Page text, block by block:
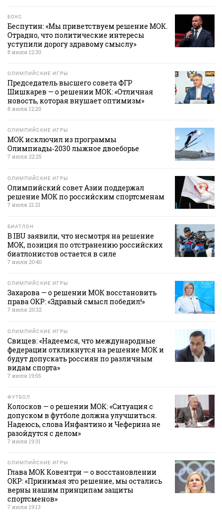
БОКС
Беспутин: «Мы приветствуем решение МОК.
Отрадно, что политические интересы
уступили дорогу здравому смыслу»
8 июля 12:30
ОЛИМПИЙСКИЕ ИГРЫ
Председатель высшего совета ФГР
Шишкарев — о решении МОК: «Отличная
новость, которая внушает оптимизм»
8 июля 12:20
ОЛИМПИЙСКИЕ ИГРЫ
МОК исключил из программы
Олимпиады‑2030 лыжное двоеборье
7 июля 22:25
ОЛИМПИЙСКИЕ ИГРЫ
Олимпийский совет Азии поддержал
решение МОК по российским спортсменам
7 июля 21:21
БИАТЛОН
В IBU заявили, что несмотря на решение
МОК, позиция по отстранению российских
биатлонистов остается в силе
7 июля 20:40
ОЛИМПИЙСКИЕ ИГРЫ
Захарова — о решении МОК восстановить
права ОКР: «Здравый смысл победил!»
7 июля 20:32
ОЛИМПИЙСКИЕ ИГРЫ
Свищев: «Надеемся, что международные
федерации откликнутся на решение МОК и
будут допускать россиян по различным
видам спорта»
7 июля 19:55
ФУТБОЛ
Колосков — о решении МОК: «Ситуация с
допуском в футболе должна улучшиться.
Надеюсь, слова Инфантино и Чеферина не
разойдутся с делом»
7 июля 19:31
ОЛИМПИЙСКИЕ ИГРЫ
Глава МОК Ковентри — о восстановлении
ОКР: «Принимая это решение, мы остались
верны нашим принципам защиты
спортсменов»
7 июля 19:13